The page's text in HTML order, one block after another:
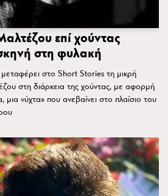
επί χούντας
στη φυλακή
στο Short Stories τη μικρή
στη διάρκεια της χούντας, με αφορμή
νύχτα» που ανεβαίνει στο πλαίσιο του